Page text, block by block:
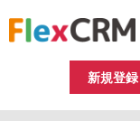
新規登録